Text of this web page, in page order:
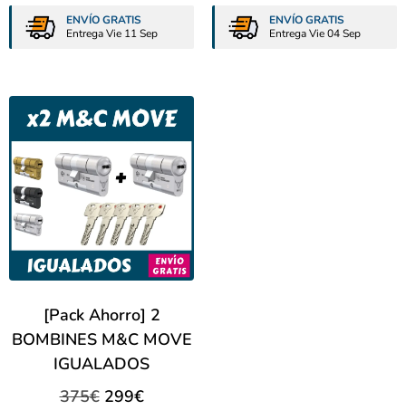
ENVÍO GRATIS
Entrega Vie 11 Sep
ENVÍO GRATIS
Entrega Vie 04 Sep
[Pack Ahorro] 2
BOMBINES M&C MOVE
IGUALADOS
375€ 299€